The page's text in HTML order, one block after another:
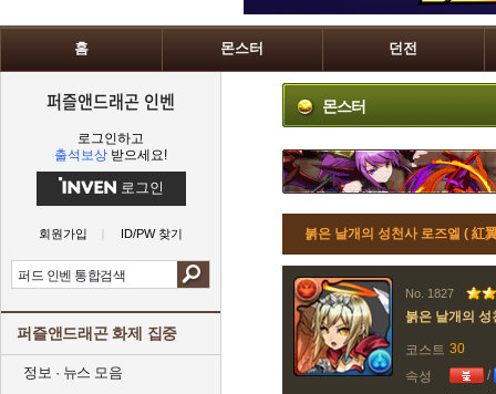
홈 몬스터 던전
퍼즐앤드래곤 인벤
로그인하고
출석보상 받으세요!
로그인
회원가입 ID/PW 찾기
퍼즐앤드래곤 화제 집중
정보 · 뉴스 모음
몬스터
붉은 날개의 성천사 로즈엘 ( 紅
No. 1827
붉은 날개의 성
코스트 30
속성
/